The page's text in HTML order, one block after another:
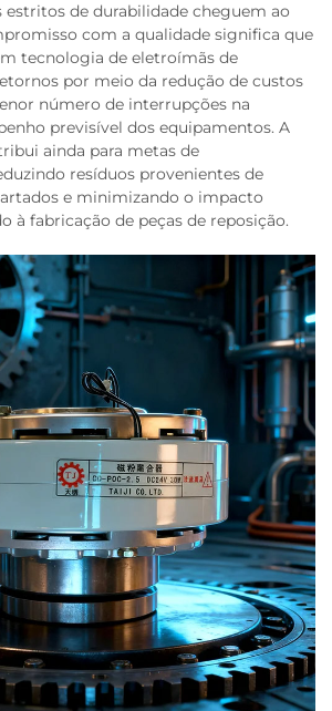
estritos de durabilidade cheguem ao
com a qualidade significa que
tecnologia de eletroímãs de
por meio da redução de custos
número de interrupções na
previsível dos equipamentos. A
ainda para metas de
resíduos provenientes de
e minimizando o impacto
à fabricação de peças de reposição.